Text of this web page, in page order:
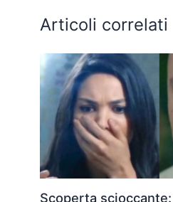
Articoli correlati
Scoperta